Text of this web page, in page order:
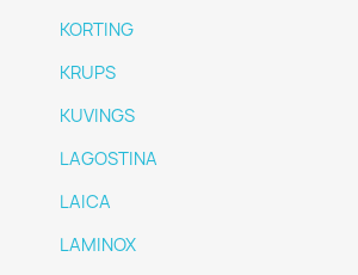
KORTING
KRUPS
KUVINGS
LAGOSTINA
LAICA
LAMINOX